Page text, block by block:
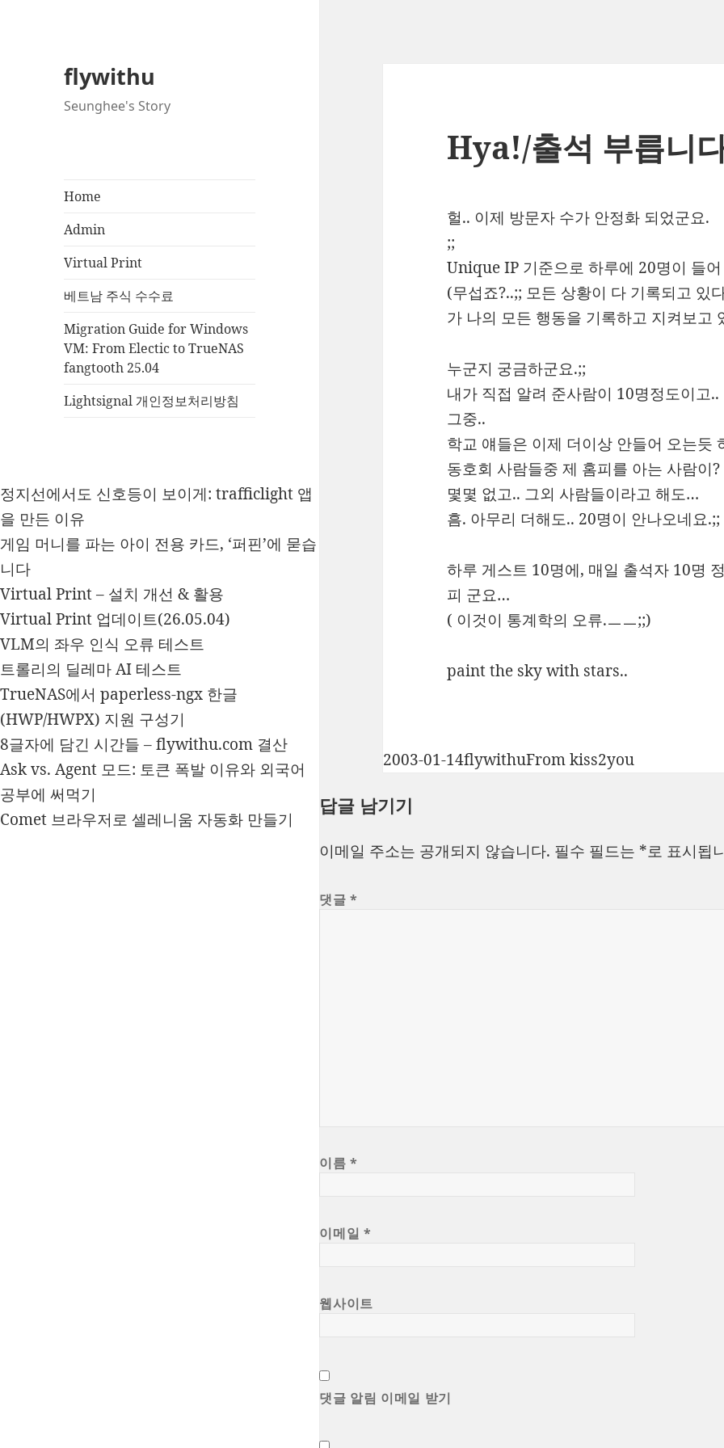
flywithu
Seunghee's Story
Home
Admin
Virtual Print
베트남 주식 수수료
Migration Guide for Windows
VM: From Electic to TrueNAS
fangtooth 25.04
Lightsignal 개인정보처리방침
정지선에서도 신호등이 보이게: trafficlight 앱
을 만든 이유
게임 머니를 파는 아이 전용 카드, ‘퍼핀’에 묻습
니다
Virtual Print – 설치 개선 & 활용
Virtual Print 업데이트(26.05.04)
VLM의 좌우 인식 오류 테스트
트롤리의 딜레마 AI 테스트
TrueNAS에서 paperless-ngx 한글
(HWP/HWPX) 지원 구성기
8글자에 담긴 시간들 – flywithu.com 결산
Ask vs. Agent 모드: 토큰 폭발 이유와 외국어
공부에 써먹기
Comet 브라우저로 셀레니움 자동화 만들기
Hya!/출석 부릅니
헐.. 이제 방문자 수가 안정화 되었군요.
;;
Unique IP 기준으로 하루에 20명이 들
(무섭죠?..;; 모든 상황이 다 기록되고 있
가 나의 모든 행동을 기록하고 지켜보고
누군지 궁금하군요.;;
내가 직접 알려 준사람이 10명정도이고..
그중..
학교 얘들은 이제 더이상 안들어 오는듯
동호회 사람들중 제 홈피를 아는 사람이?
몇몇 없고.. 그외 사람들이라고 해도…
흠. 아무리 더해도.. 20명이 안나오네요.;;
하루 게스트 10명에, 매일 출석자 10명
피 군요…
( 이것이 통계학의 오류.ㅡㅡ;;)
paint the sky with stars..
작
일
2003-01-14글
flywithu카
From kiss2you
답글 남기기
이메일 주소는 공개되지 않습니다. 필수 필드는 *로 표시됩
댓글*
이름*
이메일 *
웹사이트
댓글 알림 이메일 받기